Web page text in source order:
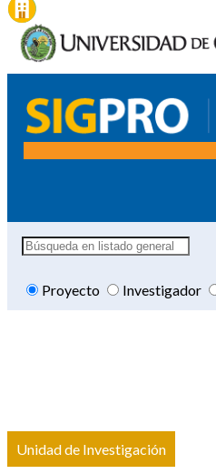
Proyecto Investigador
Unidad de Investigación